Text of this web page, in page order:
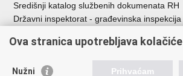
Središnji katalog službenih dokumenata RH
Državni inspektorat - građevinska inspekcija
Ova stranica upotrebljava kolačiće
Nužni Prihvaćam